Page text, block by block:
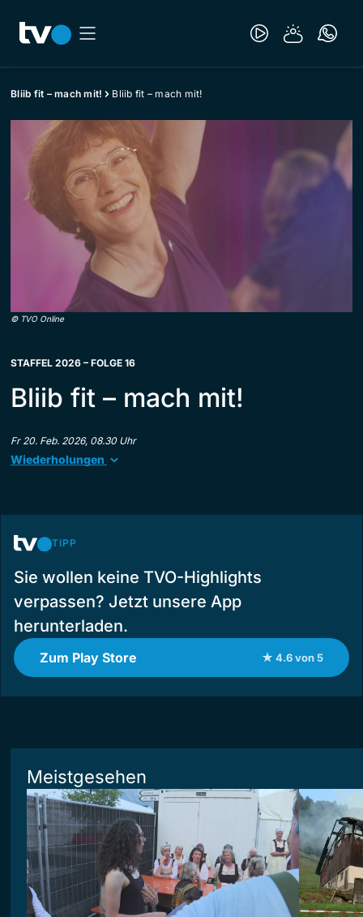
Bliib fit – mach mit! Bliib fit – mach mit!
© TVO Online
STAFFEL 2026 – FOLGE 16
Bliib fit – mach mit!
Fr 20. Feb. 2026, 08.30 Uhr
Wiederholungen
TIPP
Sie wollen keine TVO-Highlights
verpassen? Jetzt unsere App
herunterladen.
Zum Play Store ★ 4.6 von 5
Meistgesehen